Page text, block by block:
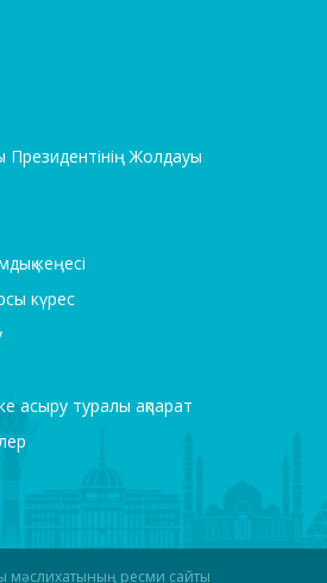
Президентінің Жолдауы
кеңесі
күрес
асыру туралы ақпарат
мәслихатының ресми сайты